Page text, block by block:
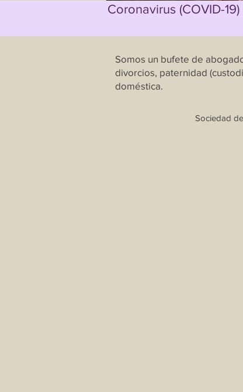
Coronavirus (COVID-19)
Somos un bufete de
divorcios, paternidad
doméstica.
Sociedad